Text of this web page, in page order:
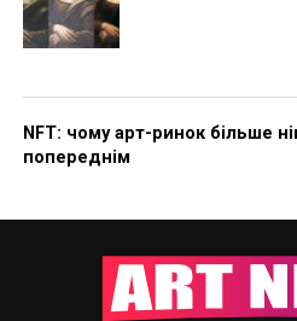
NFT: чому арт-ринок більше
попереднім